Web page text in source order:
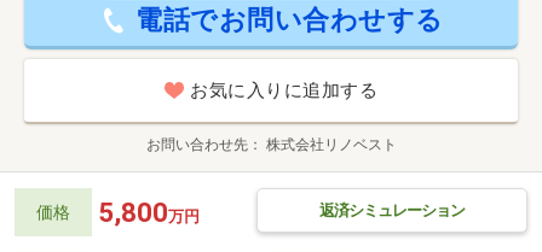
電話でお問い合わせする
お気に入りに追加する
お問い合わせ先 株式会社リノベスト
価格 返済シミュレーション
5,800万円